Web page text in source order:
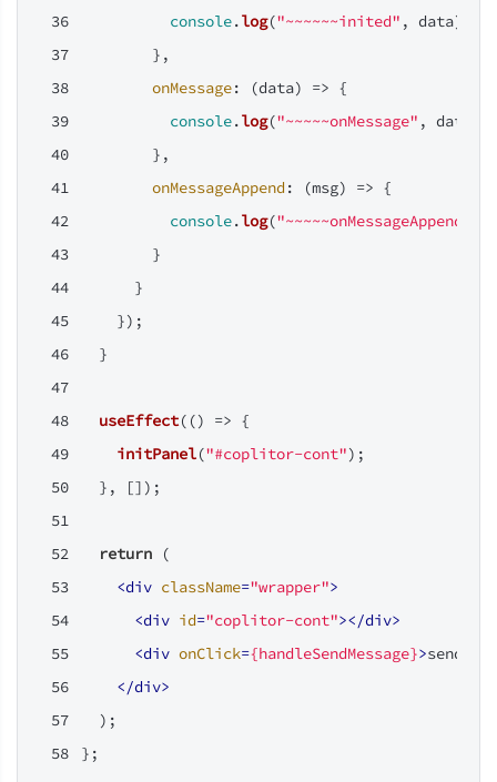
console.log("~~~~~~inited" , data);
        },
onMessage: (data) => {
console.log("~~~~~onMessage" , data);
        },
onMessageAppend: (msg) => {
console.log("~~~~~onMessageAppend"
        }
      }
    });
  }
useEffect( () => {
initPanel("#coplitor-cont");
  }, []);
return (
<div className="wrapper">
<div id="coplitor-cont"></div>
<div onClick={handleSendMessage}>
</div>
  );
};